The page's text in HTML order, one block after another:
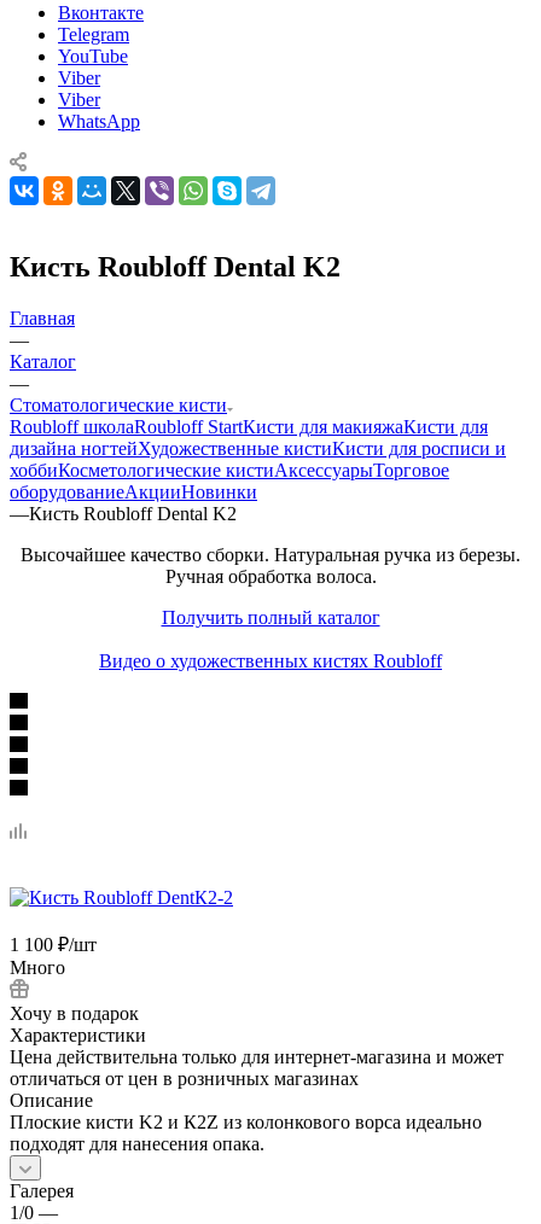
Вконтакте
Telegram
YouTube
Viber
Viber
WhatsApp
Кисть Roubloff Dental K2
Главная
—
Каталог
—
Стоматологические кисти
Roubloff школаRoubloff StartКисти для макияжаКисти для
дизайна ногтейХудожественные кистиКисти для росписи и
хоббиКосметологические кистиАксессуарыТорговое
оборудованиеАкцииНовинки
—Кисть Roubloff Dental K2
Высочайшее качество сборки. Натуральная ручка из березы.
Ручная обработка волоса.
Получить полный каталог
Видео о художественных кистях Roubloff
1 100 ₽/шт
Много
Хочу в подарок
Характеристики
Цена действительна только для интернет-магазина и может
отличаться от цен в розничных магазинах
Описание
Плоские кисти K2 и К2Z из колонкового ворса идеально
подходят для нанесения опака.
Галерея
1/0 —